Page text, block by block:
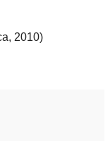
2010)